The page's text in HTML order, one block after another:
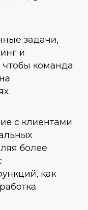
задачи,
и
команда
с клиентами
более
как